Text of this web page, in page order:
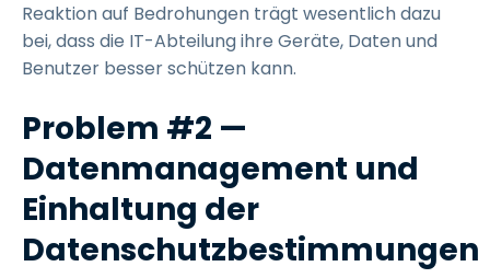
Reaktion auf Bedrohungen trägt wesentlich dazu
bei, dass die IT-Abteilung ihre Geräte, Daten und
Benutzer besser schützen kann.
Problem #2 —
Datenmanagement und
Einhaltung der
Datenschutzbestimmungen